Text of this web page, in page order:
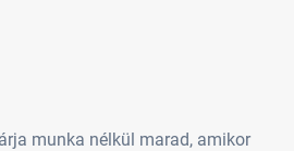
munka nélkül marad, amikor